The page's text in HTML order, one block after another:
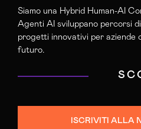
Siamo una Hybrid Human-AI
Agenti AI sviluppano percorsi
progetti innovativi per aziende
futuro.
ISCRIVITI ALLA